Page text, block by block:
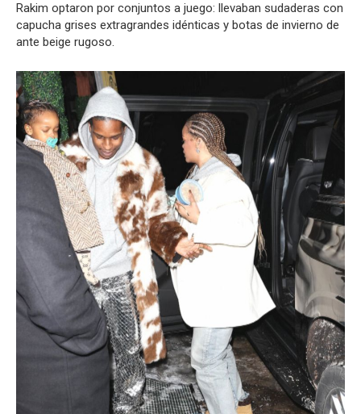
Rakim optaron por conjuntos a juego: llevaban sudaderas con
capucha grises extragrandes idénticas y botas de invierno de
ante beige rugoso.